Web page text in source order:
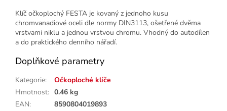
Klíč očkoplochý FESTA je kovaný z jednoho kusu
chromvanadiové oceli dle normy DIN3113, ošetřené dvěma
vrstvami niklu a jednou vrstvou chromu. Vhodný do autodílen
a do praktického denního nářadí.
Doplňkové parametry
Kategorie:
Očkoploché klíče
Hmotnost: 0.46 kg
EAN: 8590804019893